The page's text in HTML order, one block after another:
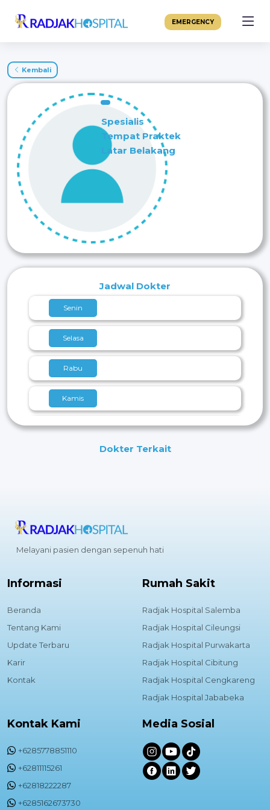
EMERGENCY
Kembali
Spesialis
Tempat Praktek
Latar Belakang
Jadwal Dokter
Senin
Selasa
Rabu
Kamis
Jumat
Dokter Terkait
Melayani pasien dengan sepenuh hati
Informasi
Beranda
Tentang Kami
Update Terbaru
Karir
Kontak
Rumah Sakit
Radjak Hospital Salemba
Radjak Hospital Cileungsi
Radjak Hospital Purwakarta
Radjak Hospital Cibitung
Radjak Hospital Cengkareng
Radjak Hospital Jababeka
Kontak Kami
+6285778851110
+62811115261
+62818222287
+6285162673730
Media Sosial